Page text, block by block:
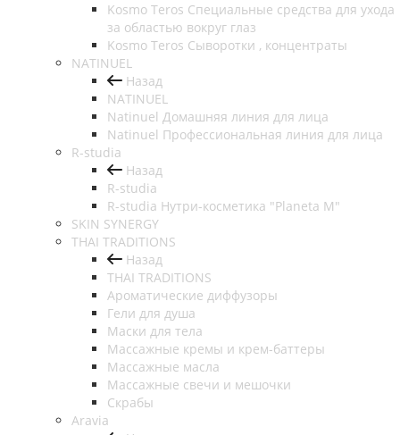
Kosmo Teros Специальные средства для ухода
за областью вокруг глаз
Kosmo Teros Сыворотки , концентраты
NATINUEL
Назад
NATINUEL
Natinuel Домашняя линия для лица
Natinuel Профессиональная линия для лица
R-studia
Назад
R-studia
R-studia Нутри-косметика "Planeta M"
SKIN SYNERGY
THAI TRADITIONS
Назад
THAI TRADITIONS
Ароматические диффузоры
Гели для душа
Маски для тела
Массажные кремы и крем-баттеры
Массажные масла
Массажные свечи и мешочки
Скрабы
Aravia